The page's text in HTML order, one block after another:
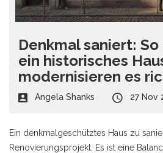
Denkmal saniert:
ein historisches
modernisieren es
Angela Shanks 27 Nov
Ein denkmalgeschütztes Haus zu
Renovierungsprojekt. Es ist eine